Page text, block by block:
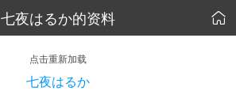
七夜はるか的资料 
点击重新加载
七夜はるか